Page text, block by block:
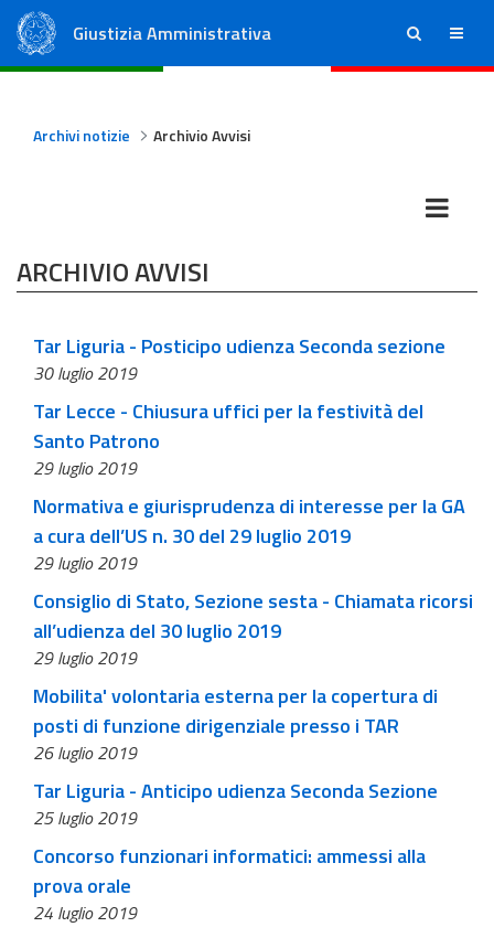
Giustizia Amministrativa ricerca menu
Archivi notizie Archivio Avvisi
ARCHIVIO AVVISI
Tar Liguria - Posticipo udienza Seconda sezione
30 luglio 2019
Tar Lecce - Chiusura uffici per la festività del
Santo Patrono
29 luglio 2019
Normativa e giurisprudenza di interesse per la GA
a cura dell’US n. 30 del 29 luglio 2019
29 luglio 2019
Consiglio di Stato, Sezione sesta - Chiamata ricorsi
all’udienza del 30 luglio 2019
29 luglio 2019
Mobilita' volontaria esterna per la copertura di
posti di funzione dirigenziale presso i TAR
26 luglio 2019
Tar Liguria - Anticipo udienza Seconda Sezione
25 luglio 2019
Concorso funzionari informatici: ammessi alla
prova orale
24 luglio 2019